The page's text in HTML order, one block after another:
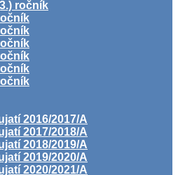
ročník
2016/2017/A
2017/2018/A
2018/2019/A
2019/2020/A
2020/2021/A